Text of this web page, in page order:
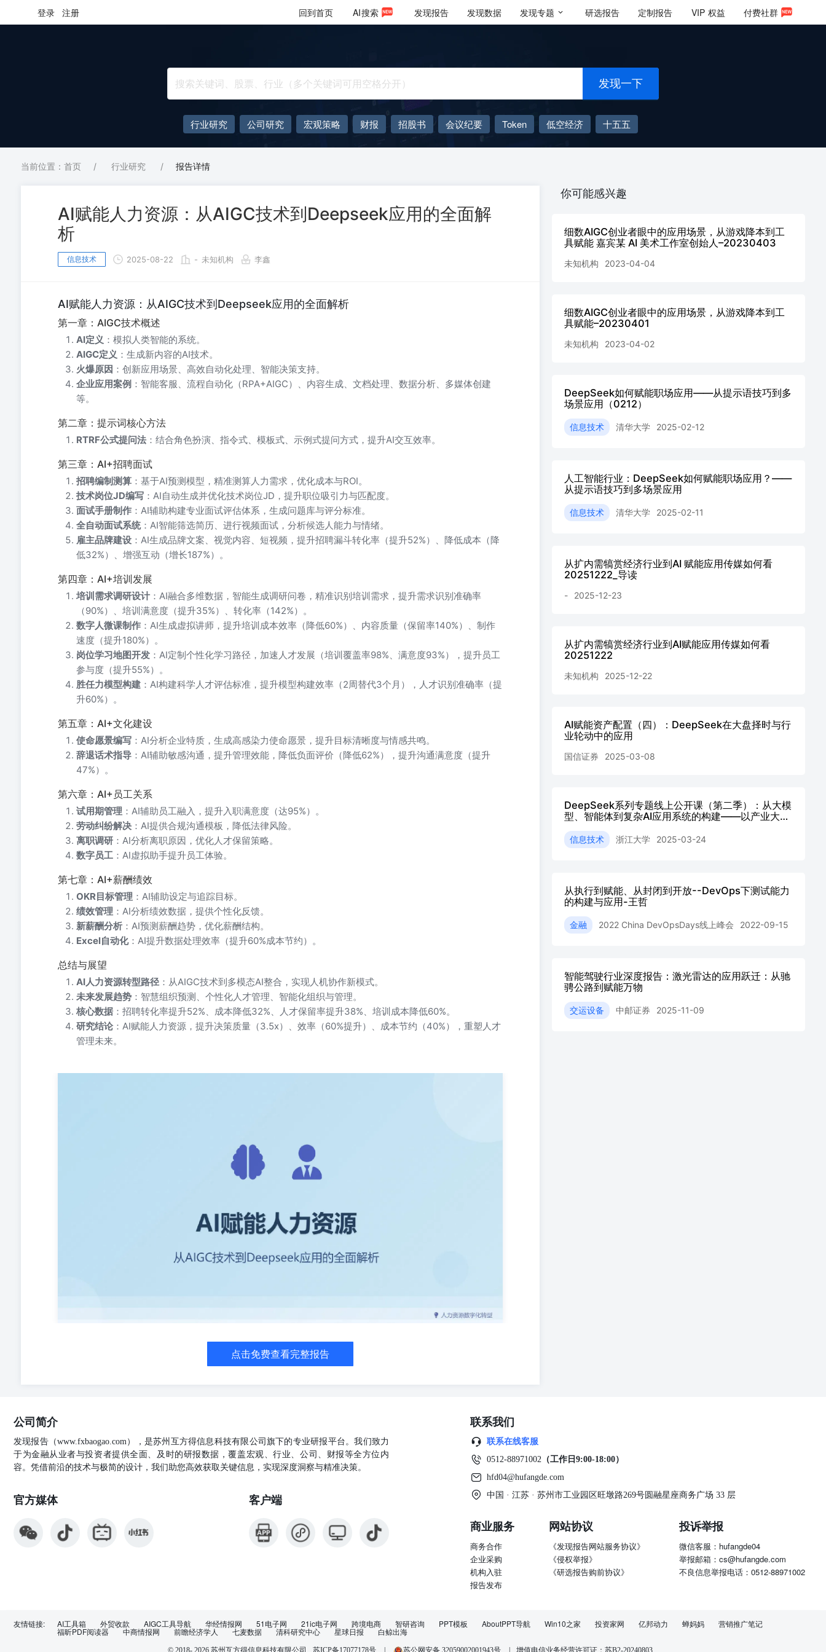
登录 注册 回到首页 AI搜索 发现报告 发现数据 发现专题 研选报告 定制报告 VIP 权益 付费社群
发现一下
行业研究 公司研究 宏观策略 财报 招股书 会议纪要 Token 低空经济
十五五
AIGC
大模型
当前位置：首页 / 行业研究 / 报告详情
AI赋能人力资源：从AIGC技术到Deepseek应用的全面解
析
信息技术 2025-08-22 - 未知机构 李鑫
AI赋能人力资源：从AIGC技术到Deepseek应用的全面解析
第一章：AIGC技术概述
AI定义 ：模拟人类智能的系统。
AIGC定义 ：生成新内容的AI技术。
火爆原因 ：创新应用场景、高效自动化处理、智能决策支持。
企业应用案例 ：智能客服、流程自动化（RPA+AIGC）、内容生成、文档处理、数据分析、多媒体创建
等。
第二章：提示词核心方法
RTRF公式提问法 ：结合角色扮演、指令式、模板式、示例式提问方式，提升AI交互效率。
第三章：AI+招聘面试
招聘编制测算 ：基于AI预测模型，精准测算人力需求，优化成本与ROI。
技术岗位JD编写 ：AI自动生成并优化技术岗位JD，提升职位吸引力与匹配度。
面试手册制作 ：AI辅助构建专业面试评估体系，生成问题库与评分标准。
全自动面试系统：AI智能筛选简历、进行视频面试，分析候选人能力与情绪。
雇主品牌建设 ：AI生成品牌文案、视觉内容、短视频，提升招聘漏斗转化率（提升52%）、降低成本（降
低32%）、增强互动（增长187%）。
第四章：AI+培训发展
培训需求调研设计 ：AI融合多维数据，智能生成调研问卷，精准识别培训需求，提升需求识别准确率
（90%）、培训满意度（提升35%）、转化率（142%）。
数字人微课制作 ：AI生成虚拟讲师，提升培训成本效率（降低60%）、内容质量（保留率140%）、制作
速度（提升180%）。
岗位学习地图开发 ：AI定制个性化学习路径，加速人才发展（培训覆盖率98%、满意度93%），提升员工
参与度（提升55%）。
胜任力模型构建 ：AI构建科学人才评估标准，提升模型构建效率（2周替代3个月），人才识别准确率（提
升60%）。
第五章：AI+文化建设
使命愿景编写 ：AI分析企业特质，生成高感染力使命愿景，提升目标清晰度与情感共鸣。
辞退话术指导 ：AI辅助敏感沟通，提升管理效能，降低负面评价（降低62%），提升沟通满意度（提升
47%）。
第六章：AI+员工关系
试用期管理 ：AI辅助员工融入，提升入职满意度（达95%）。
劳动纠纷解决 ：AI提供合规沟通模板，降低法律风险。
离职调研 ：AI分析离职原因，优化人才保留策略。
数字员工 ：AI虚拟助手提升员工体验。
第七章：AI+薪酬绩效
OKR目标管理 ：AI辅助设定与追踪目标。
绩效管理 ：AI分析绩效数据，提供个性化反馈。
新薪酬分析 ：AI预测薪酬趋势，优化薪酬结构。
Excel自动化：AI提升数据处理效率（提升60%成本节约）。
总结与展望
AI人力资源转型路径 ：从AIGC技术到多模态AI整合，实现人机协作新模式。
未来发展趋势 ：智慧组织预测、个性化人才管理、智能化组织与管理。
核心数据 ：招聘转化率提升52%、成本降低32%、人才保留率提升38%、培训成本降低60%。
研究结论：AI赋能人力资源，提升决策质量（3.5x）、效率（60%提升）、成本节约（40%），重塑人才
管理未来。
自动化处理 智能决策支持 企业应用案例 AIGC技术如何在企业中变革工作方式 智能客服系统全渠道AI交互 流程自动化
RPA+AIGC 高效生产优质内容 24/7全天候自动响应 自动化日常行政流程 营销文案自动生成 多语言沟通能力 产品描述智能摆写
智能文档处理与分类 情感理解与个性化服务 数据报告自动生成 数据收集与分析自动化 自动升级复杂问题 流程监控与优化建议
多媒体内容智能创建 目录 第一章：AIGC技术到底是什么？AI定义、AIGC定义、火爆原因、企业应用率例 第二章：提示词核心
六章：AI+员工关系试用期管理、劳动纠纷解决、离职调研、数字员工 第七章：AI+薪酬绩效OKR目标、绩效管理、新薪酬分
析、Excel白动化 第一章：AIGC技术到底是什么？ AI定义 模拟人类智能的系统 AIGC定义 生成新内容的AI技术 火爆原因 智能
自动化RPA+AIGC 高效生产优质内容 24/7全天候自动响应 自动化日常行政流程 营销文案自动生成 多语言沟通能力 智能文档处
问 提供具体示例，让A/理解所需的输出形式和风格，然后完成类似任务 提供固定的结构框架，让A按照特定模板格式生成内容
划 ?A招聘编制测算流程 预算优化招聘成本与ROI分析 趋势分析 AI建模 人员预测 机器学习预测模型构建 人员流动趋势、高职率
预测 岗位数量与分布计算 核心优势 功能特点 精准预测 基于多维数据分析，准确预测未来人力需求 基于任务采智能计算所需人
趋势和行业热门技能 网某科技公司|9北京|25k-35k 岗位职责： 候选人视角 负责公司核心产品的的后端开发与优化，打造高可
用、高性能的用户体验益与技术方率设计，解决复杂技术难题，推动产品送代与创新与产品、设计团队累密协作，快速实现业务
需求与产品愿赢持续优化代码质量，推动技术框架升级，保证系统稳定性 从求职者角度优化描述，凸显职位吸引力与发展空间
任职要求： 精准匹配 计算机相关专业本科及以上学历，3年以上全栈开发经验精通React/Vue等前端框架，熟系Node.js、
TypeScript开发 智能调整关键问密魔，提高职位搜索暖光度和匹配精准度 AI自动添加技术热词并优化关键能力描述 效果测算 AI
分析D吸引力得分，预测简历投逆转化率和质量 技术岗位JD智能优化效果 面试手册制作 AI辅助打造专业高效的面试评估体系
AI面试手册优势 占面试手册示例片段 基于岗位胜任力构建专业化评估维度 产品经理岗位-问题解决能力评估 智能生成针对性强
的行为面试问题库 能力定义： 提供标准化面试评分量表与评估指标 有效识别、分析复杂问题并制定解决方的能力，包括系统思
考、创新思维与决第能力。 定制化面试官提问技巧与沟通话术 推荐面试问题： 自动生成面试反惯报告与候选人画像 >请描述一
个你经解决的最复杂的产品问题，你足如问分析和解决的? 办面试手册主要组成 >在资源有限的情况下，你如何权衡产品功能优
先级？请举例说明 结构化问题库分类场景问题 >如单用户反债与数据分析结单相予盾，你会如何处理了 评分标准（1-5分） 5分
标准： 能清断描述复杂问盟，展现系统性思者过程，提出创新性解决方密并评估多种可能性有明确的决策依损和成功索例。 提
问跟进技巧： 当候选人回善笼流时，可追问：“能否具体说明你在这个问题中的独特重献？“或“这个解决方需产生了什么可量化
的括果？ A可根据岗位自动生成完整面试评估体系 全自动面试系统 A驱动的高效招聘面试流程 AI面试流程 能力评估 自动发送
频面试 AI虚拟面试育进行标准化面试，精准识别能力特质 语言分析系统 通过NLP技术分析候选人语言表达、逻辑思维与沟通能
力 情绪情感识别 分析表情、语调变化，评估情绪稳定性与抗压能力 多维能力评估 基于面试表现生成专业能力、通用能力与文
化契合度评分 雇主品牌建设 A赋能企业形象塑造与人才吸引 AI应用场景 实施效果 视觉内容生成 基于公司文化关键词，生成一
点击免费查看完整报告
你可能感兴趣
细数AIGC创业者眼中的应用场景，从游戏降本到工
具赋能 嘉宾某 AI 美术工作室创始人–20230403
未知机构 2023-04-04
细数AIGC创业者眼中的应用场景，从游戏降本到工
具赋能–20230401
未知机构 2023-04-02
DeepSeek如何赋能职场应用——从提示语技巧到多
场景应用（0212）
信息技术 清华大学 2025-02-12
人工智能行业：DeepSeek如何赋能职场应用？——
从提示语技巧到多场景应用
信息技术 清华大学 2025-02-11
从扩内需犒赏经济行业到AI 赋能应用传媒如何看
20251222_导读
- 2025-12-23
从扩内需犒赏经济行业到AI赋能应用传媒如何看
20251222
未知机构 2025-12-22
AI赋能资产配置（四）：DeepSeek在大盘择时与行
业轮动中的应用
国信证券 2025-03-08
DeepSeek系列专题线上公开课（第二季）：从大模
型、智能体到复杂AI应用系统的构建——以产业大脑
信息技术 浙江大学 2025-03-24
从执行到赋能、从封闭到开放--DevOps下测试能力
的构建与应用-王哲
金融 2022 China DevOpsDays线上峰会 2022-09-15
智能驾驶行业深度报告：激光雷达的应用跃迁：从驰
骋公路到赋能万物
交运设备 中邮证券 2025-11-09
公司简介
发现报告（www.fxbaogao.com），是苏州互方得信息科技有限公司旗下的专业研报平台。我们致力
于为金融从业者与投资者提供全面、及时的研报数据，覆盖宏观、行业、公司、财报等全方位内
容。凭借前沿的技术与极简的设计，我们助您高效获取关键信息，实现深度洞察与精准决策。
官方媒体 客户端
联系我们
联系在线客服
0512-88971002 （工作日9:00-18:00）
hfd04@hufangde.com
中国 · 江苏 · 苏州市工业园区旺墩路269号圆融星座商务广场 33 层
商业服务
商务合作
企业采购
机构入驻
报告发布
网站协议
《发现报告网站服务协议》
《侵权举报》
《研选报告购前协议》
投诉举报
微信客服：hufangde04
举报邮箱：cs@hufangde.com
不良信息举报电话：0512-88971002
友情链接: AI工具箱 外贸收款 AIGC工具导航 华经情报网 51电子网 21ic电子网 跨境电商 智研咨询 PPT模板 AboutPPT导航 Win10之家 投资家网 亿邦动力 蝉妈妈 营销推广笔记
福昕PDF阅读器 中商情报网 前瞻经济学人 七麦数据 清科研究中心 星球日报 白鲸出海